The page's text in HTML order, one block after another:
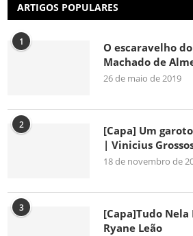
ARTIGOS POPULARES
1
O escaravelho
Machado de
26 de maio de 2019
2
[Capa] Um
| Vinicius
18 de novembro de
3
[Capa]Tudo
Ryane Leão